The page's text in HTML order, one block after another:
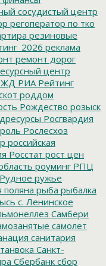
сосудистый центр
регоператор по тко
резиновые
реклама
ремонт дорог
центр
РИА Рейтинг
роддом
Рождество розыск
Росгвардия
Рослесхоз
российская
Росстат рост цен
роуминг РПЦ
Рудное ружье
поляна рыба рыбалка
с. Ленинское
Самбери
самолет
санитария
Санкт-
Сбербанк сбор